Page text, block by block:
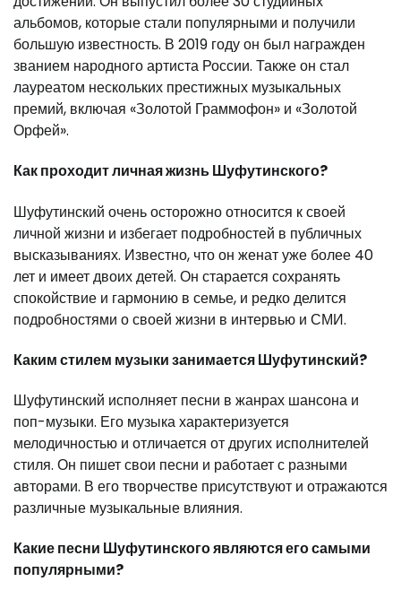
альбомов, которые стали популярными и получили
большую известность. В 2019 году он был награжден
званием народного артиста России. Также он стал
лауреатом нескольких престижных музыкальных
премий, включая «Золотой Граммофон» и «Золотой
Орфей».
Как проходит личная жизнь Шуфутинского?
Шуфутинский очень осторожно относится к своей
личной жизни и избегает подробностей в публичных
высказываниях. Известно, что он женат уже более 40
лет и имеет двоих детей. Он старается сохранять
спокойствие и гармонию в семье, и редко делится
подробностями о своей жизни в интервью и СМИ.
Каким стилем музыки занимается Шуфутинский?
Шуфутинский исполняет песни в жанрах шансона и
поп-музыки. Его музыка характеризуется
мелодичностью и отличается от других исполнителей
стиля. Он пишет свои песни и работает с разными
авторами. В его творчестве присутствуют и отражаются
различные музыкальные влияния.
Какие песни Шуфутинского являются его самыми
популярными?